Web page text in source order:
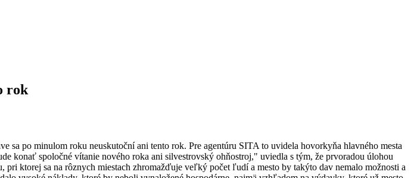
rok
po minulom roku neuskutoční ani tento rok. Pre agentúru SITA to uvidela hovorkyňa hlavného mesta
konať spoločné vítanie nového roka ani silvestrovský ohňostroj," uviedla s tým, že prvoradou úlohou
ktorej sa na rôznych miestach zhromažďuje veľký počet ľudí a mesto by takýto dav nemalo možnosti a